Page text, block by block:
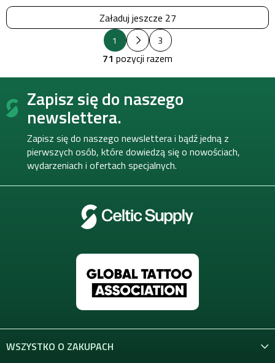
K
o
n
t
o
l
i
l
i
s
Załaduj jeszcze 27
P
a
g
i
n
c
j
1 3
71 pozycji razem
S
Zapisz się do naszego
newslettera.
Zapisz się do naszego newslettera i bądź jedną z
pierwszych osób, które dowiedzą się o nowościach,
wydarzeniach i ofertach specjalnych.
WSZYSTKO O ZAKUPACH